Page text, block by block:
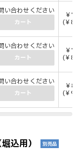
い合わせください
カート
￥
(￥
い合わせください
カート
￥
(￥
い合わせください
カート
￥
(￥
込用） 別売品